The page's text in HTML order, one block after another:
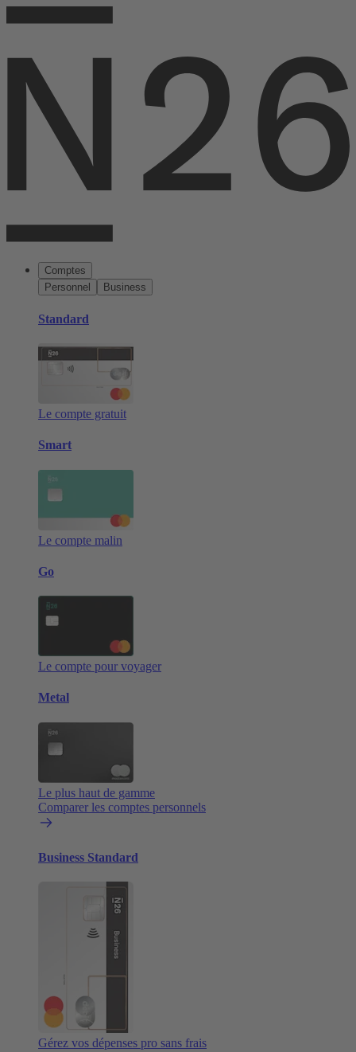
Comptes
Personnel
Business
Standard
Le compte gratuit
Smart
Le compte malin
Go
Le compte pour voyager
Metal
Le plus haut de gamme
Comparer les comptes personnels
Business Standard
Gérez vos dépenses pro sans frais